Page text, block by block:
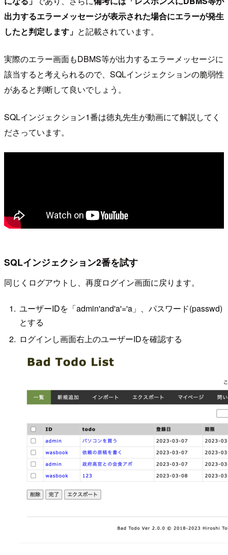
出力するエラーメッセージが表示された場合にエラーが発生
したと判定します」 と記載されています。
実際のエラー画面もDBMS等が出力するエラーメッセージに
該当すると考えられるので、SQLインジェクションの脆弱性
があると判断して良いでしょう。
SQLインジェクション1番は徳丸先生が動画にて解説してく
ださっています。
SQLインジェクション2番を試す
同じくログアウトし、再度ログイン画面に戻ります。
ユーザーIDを「admin'and'a'='a」、パスワード(passwd)
とする
ログインし画面右上のユーザーIDを確認する